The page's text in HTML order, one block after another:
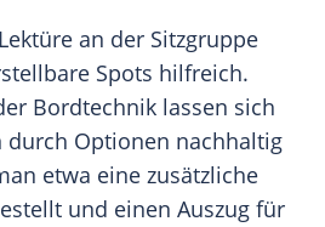
an der Sitzgruppe
Spots hilfreich.
Bordtechnik lassen sich
durch Optionen nachhaltig
etwa eine zusätzliche
und einen Auszug für